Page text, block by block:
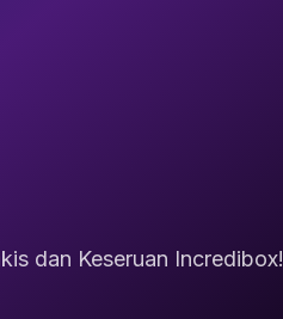
dan Keseruan Incredibox!